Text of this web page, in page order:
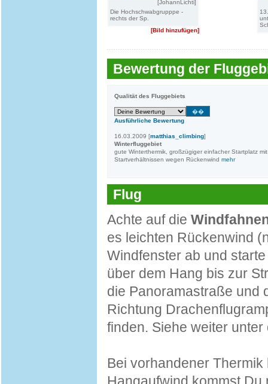
[JohannLichti]
Die Hochschwabgrupppe -
rechts der Sp.
[Bild hinzufügen]
Bewertung der
Qualität des Fluggebiets
Ausführliche Bewertung
16.03.2009 [matthias_climbing]
Winterfluggebiet
gute Winterthermik, großzügiger einfacher Startplatz
Startverhältnissen wegen Rückenwind mehr
Flug
Achte auf die
es leichten Rückenwind
Windfenster ab und
über dem Hang bis zur
die Panoramastraße und
Richtung
finden. Siehe weiter
Bei vorhandener